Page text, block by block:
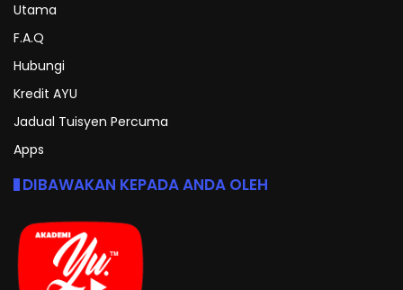
Utama
F.A.Q
Hubungi
Kredit AYU
Jadual Tuisyen Percuma
Apps
DIBAWAKAN KEPADA ANDA OLEH